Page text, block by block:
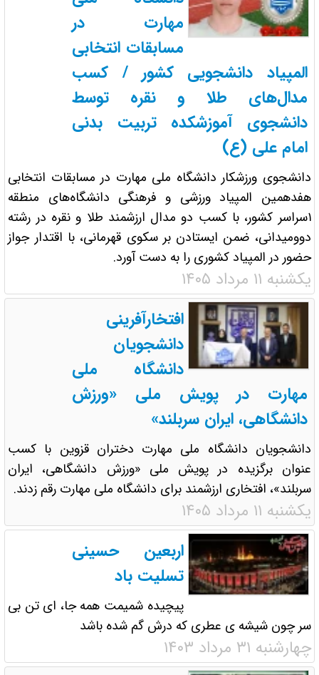
مهارت در
مسابقات انتخابی
المپیاد دانشجویی کشور / کسب
مدال‌های طلا و نقره توسط
دانشجوی آموزشکده تربیت بدنی
امام علی (ع)
دانشجوی ورزشکار دانشگاه ملی مهارت در مسابقات انتخابی
هفدهمین المپیاد ورزشی و فرهنگی دانشگاه‌های منطقه
۱سراسر کشور، با کسب دو مدال ارزشمند طلا و نقره در رشته
دوومیدانی، ضمن ایستادن بر سکوی قهرمانی، با اقتدار جواز
حضور در المپیاد کشوری را به دست آورد.
یکشنبه ۱۱ مرداد ۱۴۰۵
افتخارآفرینی
دانشجویان
دانشگاه ملی
مهارت در پویش ملی «ورزش
دانشگاهی، ایران سربلند»
دانشجویان دانشگاه ملی مهارت دختران قزوین با کسب
عنوان برگزیده در پویش ملی «ورزش دانشگاهی، ایران
سربلند»، افتخاری ارزشمند برای دانشگاه ملی مهارت رقم زدند.
یکشنبه ۱۱ مرداد ۱۴۰۵
اربعین حسینی
تسلیت باد
پیچیده شمیمت همه جا، ای تن بی
سر چون شیشه ی عطری که درش گم شده باشد
چهارشنبه ۳۱ مرداد ۱۴۰۳